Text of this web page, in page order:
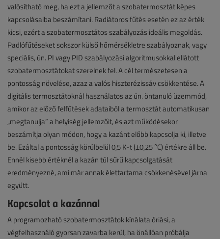
valósítható meg, ha ezt a jellemzőt a szobatermosztát képes
kapcsolásaiba beszámítani. Radiátoros fűtés esetén ez az érték
kicsi, ezért a szobatermosztátos szabályozás ideális megoldás.
Padlófűtéseket sokszor külső hőmérsékletre szabályoznak, vagy
speciális, ún. PI vagy PID szabályozási algoritmusokkal ellátott
szobatermosztátokat szerelnek fel. A cél természetesen a
pontosság növelése, azaz a valós hiszterézissáv csökkentése. A
digitális termosztátoknál használatos az ún. öntanuló üzemmód,
amikor az előző felfűtések adataiból a termosztát automatikusan
„megtanulja” a helyiség jellemzőit, és azt működésekor
beszámítja olyan módon, hogy a kazánt előbb kapcsolja ki, illetve
be. Ezáltal a pontosság körülbelül 0,5 K-t (±0,25 °C) értékre áll be.
Ennél kisebb értéknél a kazán túl sűrű kapcsolgatását
eredményezné, ami már annak élettartama csökkenésével járna
együtt.
Kapcsolat a kazánnal
A programozható szobatermosztátok kínálata óriási, a
végfelhasználó gyorsan zavarba kerül, ha önállóan próbálja